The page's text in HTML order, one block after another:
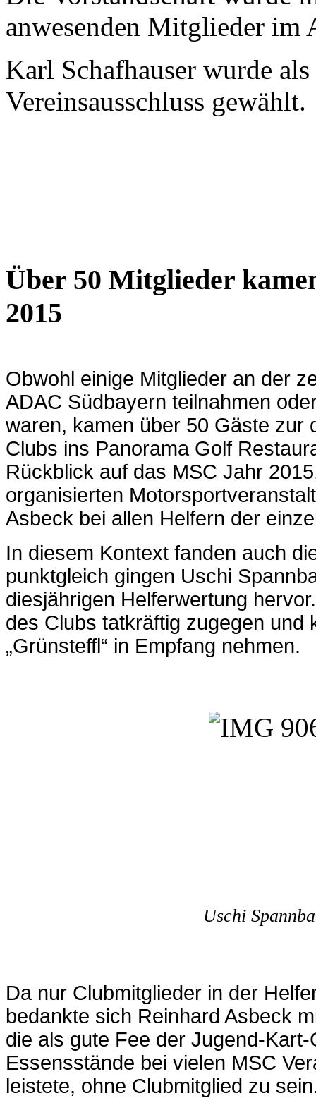
anwesenden Mitglieder im
Karl Schafhauser wurde
Vereinsausschluss gewählt.
Über 50 Mitglieder
2015
Obwohl einige Mitglieder an der
ADAC Südbayern teilnahmen
waren, kamen über 50 Gäste zur
Clubs ins Panorama Golf
Rückblick auf das MSC Jahr
organisierten
Asbeck bei allen Helfern der
In diesem Kontext fanden auch
punktgleich gingen Uschi
diesjährigen Helferwertung
des Clubs tatkräftig zugegen
„Grünsteffl“ in Empfang nehmen.
Uschi
Da nur Clubmitglieder in der
bedankte sich Reinhard Asbeck
die als gute Fee der Jugend-
Essensstände bei vielen MSC
leistete, ohne Clubmitglied zu